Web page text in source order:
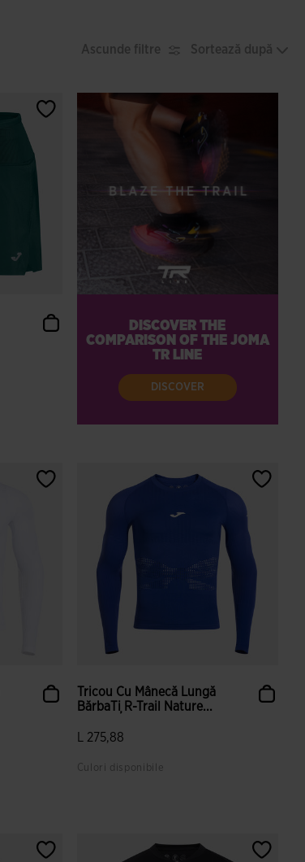
Ascunde filtre Sortează după
DISCOVER THE
COMPARISON OF THE JOMA
TR LINE
DISCOVER
Tricou Cu Mânecă Lungă
BărbaȚi R-Trail Nature...
L 275,88
Culori disponibile